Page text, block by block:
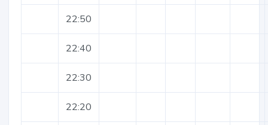
22:50
22:40
22:30
22:20